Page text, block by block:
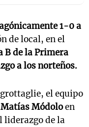
1-0 a
de local, en el
B de la Primera
a los norteños.
el equipo
Matías Módoloen
liderazgo de la